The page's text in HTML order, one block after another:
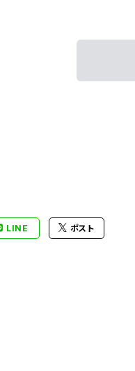
LINE ポスト